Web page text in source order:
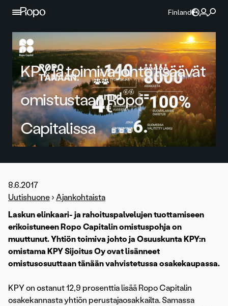
Jatka sisältöön
Finland
KPY ja toimiva johto lisäävät
omistustaan Ropo
Capitalissa
8.6.2017
Uutishuone › Ajankohtaista
Laskun elinkaari- ja rahoituspalvelujen tuottamiseen
erikoistuneen Ropo Capitalin omistuspohja on
muuttunut. Yhtiön toimiva johto ja Osuuskunta KPY:n
omistama KPY Sijoitus Oy ovat lisänneet
omistusosuuttaan tänään vahvistetussa osakekaupassa.
KPY on ostanut 12,9 prosenttia lisää Ropo Capitalin
osakekannasta yhtiön perustajaosakkailta. Samassa